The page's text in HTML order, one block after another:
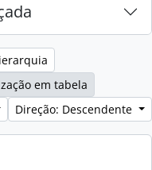
em tabela
Direção: Descendente